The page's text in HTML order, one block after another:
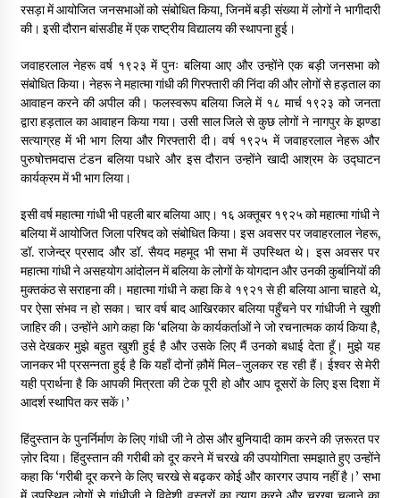
रसड़ा में आयोजित जनसभाओं को संबोधित किया, जिनमें बड़ी संख्या में लोगों ने भागीदारी
की। इसी दौरान बांसडीह में एक राष्ट्रीय विद्यालय की स्थापना हुई।
जवाहरलाल नेहरू वर्ष १९२३ में पुनः बलिया आए और उन्होंने एक बड़ी जनसभा को
संबोधित किया। नेहरू ने महात्मा गांधी की गिरफ्तारी की निंदा की और लोगों से हड़ताल का
आवाहन करने की अपील की। फलस्वरूप बलिया जिले में १८ मार्च १९२३ को जनता
द्वारा हड़ताल का आवाहन किया गया। उसी साल जिले से कुछ लोगों ने नागपुर के झण्डा
सत्याग्रह में भी भाग लिया और गिरफ्तारी दी। वर्ष १९२५ में जवाहरलाल नेहरू और
पुरुषोत्तमदास टंडन बलिया पधारे और इस दौरान उन्होंने खादी आश्रम के उद्घाटन
कार्यक्रम में भी भाग लिया।
इसी वर्ष महात्मा गांधी भी पहली बार बलिया आए। १६ अक्तूबर १९२५ को महात्मा गांधी ने
बलिया में आयोजित जिला परिषद को संबोधित किया। इस अवसर पर जवाहरलाल नेहरू,
डॉ. राजेन्द्र प्रसाद और डॉ. सैयद महमूद भी सभा में उपस्थित थे। इस अवसर पर
महात्मा गांधी ने असहयोग आंदोलन में बलिया के लोगों के योगदान और उनकी कुर्बानियों की
मुक्तकंठ से सराहना की। महात्मा गांधी ने कहा कि वे १९२१ से ही बलिया आना चाहते थे,
पर ऐसा संभव न हो सका। चार वर्ष बाद आखिरकार बलिया पहुँचने पर गांधीजी ने खुशी
जाहिर की। उन्होंने आगे कहा कि ‘बलिया के कार्यकर्ताओं ने जो रचनात्मक कार्य किया है,
उसे देखकर मुझे बहुत खुशी हुई है और उसके लिए मैं उनको बधाई देता हूँ। मुझे यह
जानकर भी प्रसन्नता हुई है कि यहाँ दोनों क़ौमें मिल-जुलकर रह रही हैं। ईश्वर से मेरी
यही प्रार्थना है कि आपकी मित्रता की टेक पूरी हो और आप दूसरों के लिए इस दिशा में
आदर्श स्थापित कर सकें।’
हिंदुस्तान के पुनर्निर्माण के लिए गांधी जी ने ठोस और बुनियादी काम करने की ज़रूरत पर
ज़ोर दिया। हिंदुस्तान की गरीबी को दूर करने में चरखे की उपयोगिता समझाते हुए उन्होंने
कहा कि ‘गरीबी दूर करने के लिए चरखे से बढ़कर कोई और कारगर उपाय नहीं है।’ सभा